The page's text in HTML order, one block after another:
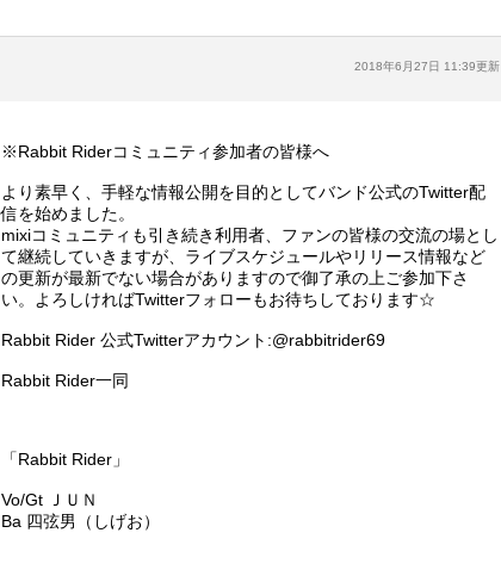
2018年6月27日 11:39更新
※Rabbit Riderコミュニティ参加者の皆様へ
より素早く、手軽な情報公開を目的としてバンド公式のTwitter配
信を始めました。
mixiコミュニティも引き続き利用者、ファンの皆様の交流の場とし
て継続していきますが、ライブスケジュールやリリース情報など
の更新が最新でない場合がありますので御了承の上ご参加下さ
い。よろしければTwitterフォローもお待ちしております☆
Rabbit Rider 公式Twitterアカウント:@rabbitrider69
Rabbit Rider一同
「Rabbit Rider」
Vo/Gt ＪＵＮ
Ba 四弦男（しげお）